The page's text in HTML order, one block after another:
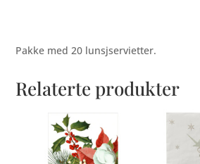
Pakke med 20 lunsjservietter.
Relaterte produkter